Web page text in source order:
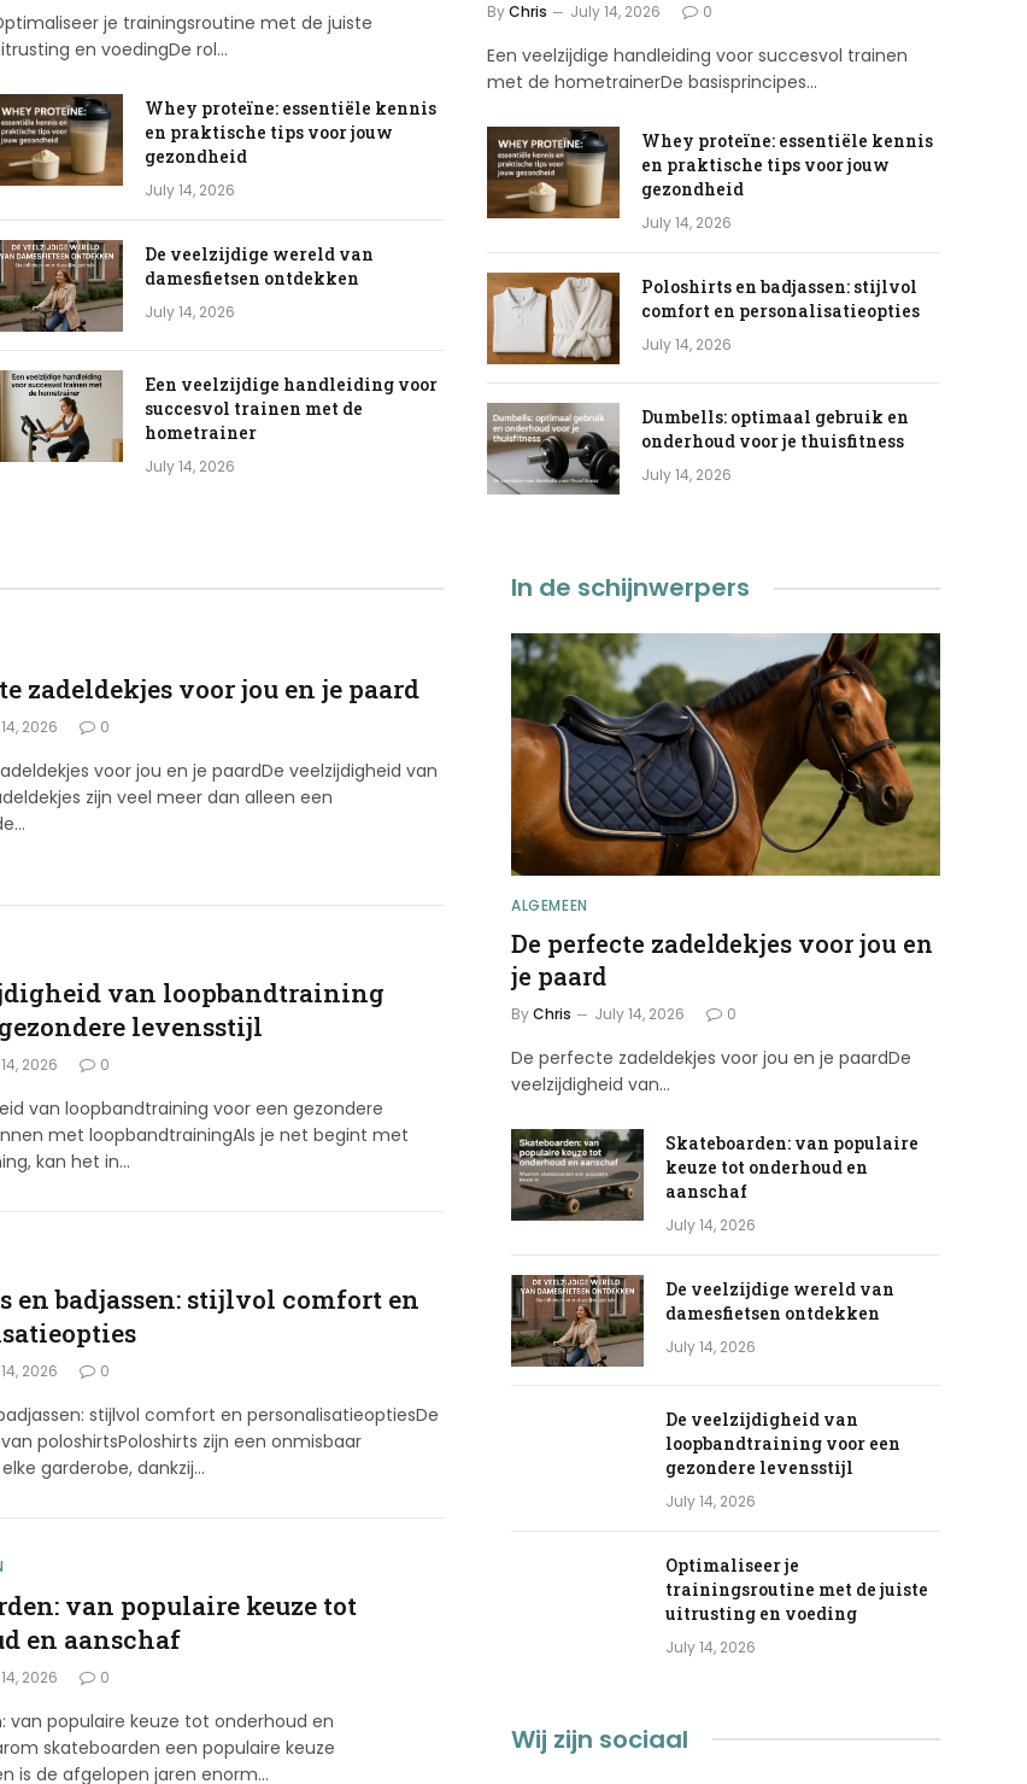
je trainingsroutine met de juiste
en voedingDe rol…
Whey proteïne: essentiële kennis
en praktische tips voor jouw
gezondheid
July 14, 2026
De veelzijdige wereld van
damesfietsen ontdekken
July 14, 2026
Een veelzijdige handleiding voor
succesvol trainen met de
hometrainer
July 14, 2026
ByChris July 14, 2026 0
Een veelzijdige handleiding voor succesvol trainen
met de hometrainerDe basisprincipes…
Whey proteïne: essentiële kennis
en praktische tips voor jouw
gezondheid
July 14, 2026
Poloshirts en badjassen: stijlvol
comfort en personalisatieopties
July 14, 2026
Dumbells: optimaal gebruik en
onderhoud voor je thuisfitness
July 14, 2026
zadeldekjes voor jou en je paard
2026 0
voor jou en je paardDe veelzijdigheid van
zijn veel meer dan alleen een
van loopbandtraining
levensstijl
2026 0
van loopbandtraining voor een gezondere
met loopbandtrainingAls je net begint met
kan het in…
en badjassen: stijlvol comfort en
2026 0
stijlvol comfort en personalisatieoptiesDe
poloshirtsPoloshirts zijn een onmisbaar
garderobe, dankzij…
van populaire keuze tot
en aanschaf
2026 0
van populaire keuze tot onderhoud en
skateboarden een populaire keuze
is de afgelopen jaren enorm…
In de schijnwerpers
ALGEMEEN
De perfecte zadeldekjes voor jou en
je paard
ByChris July 14, 2026 0
De perfecte zadeldekjes voor jou en je paardDe
veelzijdigheid van…
Skateboarden: van populaire
keuze tot onderhoud en
aanschaf
July 14, 2026
De veelzijdige wereld van
damesfietsen ontdekken
July 14, 2026
De veelzijdigheid van
loopbandtraining voor een
gezondere levensstijl
July 14, 2026
Optimaliseer je
trainingsroutine met de juiste
uitrusting en voeding
July 14, 2026
Wij zijn sociaal